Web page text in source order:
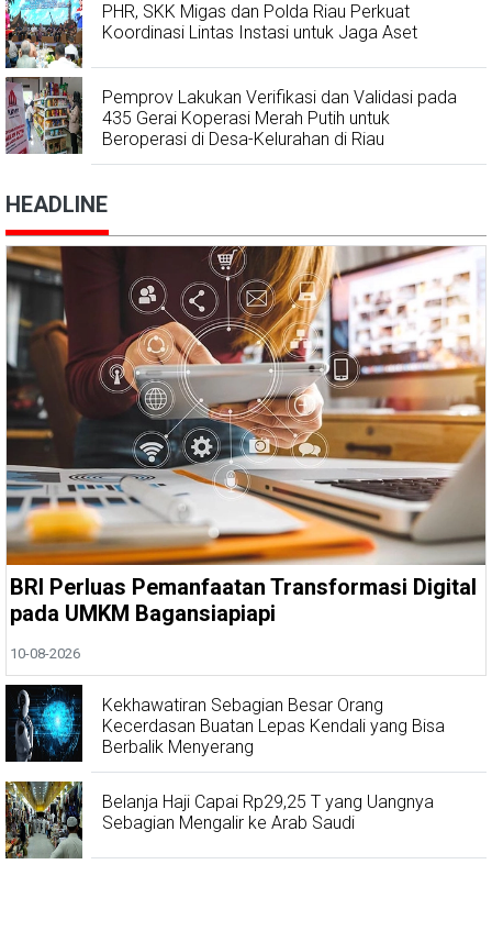
PHR, SKK Migas dan Polda Riau Perkuat
Koordinasi Lintas Instasi untuk Jaga Aset
Pemprov Lakukan Verifikasi dan Validasi pada
435 Gerai Koperasi Merah Putih untuk
Beroperasi di Desa-Kelurahan di Riau
HEADLINE
BRI Perluas Pemanfaatan Transformasi Digital
pada UMKM Bagansiapiapi
10-08-2026
Kekhawatiran Sebagian Besar Orang
Kecerdasan Buatan Lepas Kendali yang Bisa
Berbalik Menyerang
Belanja Haji Capai Rp29,25 T yang Uangnya
Sebagian Mengalir ke Arab Saudi